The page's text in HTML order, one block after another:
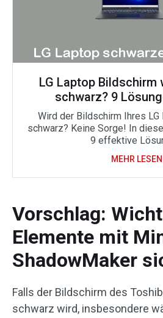
LG Laptop
schwarz? 9
Wird der Bildschirm Ihres
schwarz? Keine Sorge! In
9 effektive
MEHR LESEN
Vorschlag:
Elemente mit
ShadowMaker
Falls der Bildschirm des
schwarz wird, insbesondere